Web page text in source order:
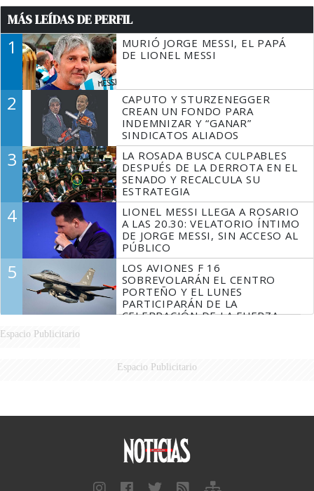
MÁS LEÍDAS DE PERFIL
1
MURIÓ JORGE MESSI, EL PAPÁ
DE LIONEL MESSI
2
CAPUTO Y STURZENEGGER
CREAN UN FONDO PARA
INDEMNIZAR Y “GANAR”
SINDICATOS ALIADOS
3
LA ROSADA BUSCA CULPABLES
DESPUÉS DE LA DERROTA EN EL
SENADO Y RECALCULA SU
ESTRATEGIA
4
LIONEL MESSI LLEGA A ROSARIO
A LAS 20.30: VELATORIO ÍNTIMO
DE JORGE MESSI, SIN ACCESO AL
PÚBLICO
5
LOS AVIONES F 16
SOBREVOLARÁN EL CENTRO
PORTEÑO Y EL LUNES
PARTICIPARÁN DE LA
CELEBRACIÓN DE LA FUERZA
Espacio Publicitario
Espacio Publicitario